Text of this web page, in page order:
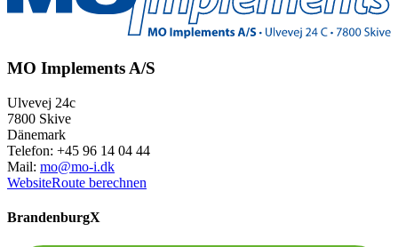
MO Implements A/S
Ulvevej 24c
7800 Skive
Dänemark
Telefon: +45 96 14 04 44
Mail: mo@mo-i.dk
WebsiteRoute berechnen
BrandenburgX